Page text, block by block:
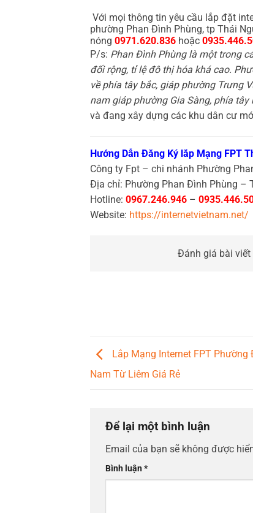
Với mọi thông tin yêu cầu lắp đặt
phường Phan Đình Phùng, tp Thái
nóng 0971.620.836 hoặc
P/s: Phan Đình Phùng là một trong
đối rộng, tỉ lệ đô thị hóa khá cao.
về phía tây bắc, giáp phường Trưng
nam giáp phường Gia Sàng, phía
và đang xây dựng các khu dân cư
Hướng Dẫn Đăng Ký lắp Mạng FPT
Công ty Fpt – chi nhánh Phường
Địa chỉ: Phường Phan Đình Phùng –
Hotline: 0967.246.946 –
Website: https://internetvietnam.net/
Đánh giá bài viết
Lắp Mạng Internet FPT Phường
Nam Từ Liêm Giá Rẻ
Để lại một bình luận
Email của bạn sẽ không được
Bình luận*